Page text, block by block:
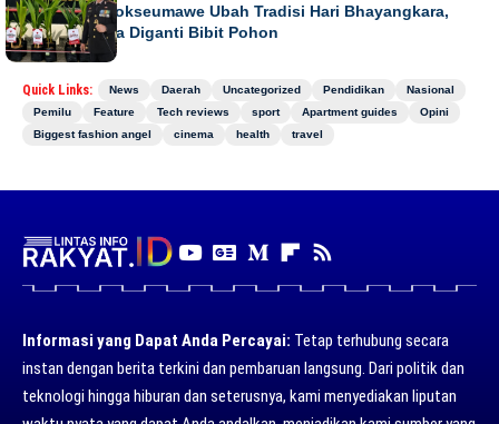
Kapolres Lhokseumawe Ubah Tradisi Hari Bhayangkara,
Papan Bunga Diganti Bibit Pohon
Quick Links: News Daerah Uncategorized Pendidikan
Nasional
Pemilu
Feature Tech reviews sport Apartment guides
Opini
Biggest fashion angel
cinema health travel
Informasi yang Dapat Anda Percayai: Tetap terhubung secara
instan dengan berita terkini dan pembaruan langsung. Dari politik dan
teknologi hingga hiburan dan seterusnya, kami menyediakan liputan